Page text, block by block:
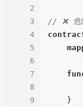
2
3
4
5
6
7
8
9
// ❌ 危